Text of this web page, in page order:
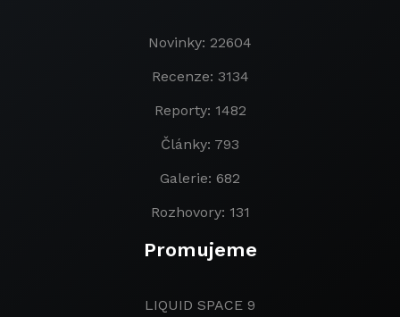
Novinky: 22604
Recenze: 3134
Reporty: 1482
Články: 793
Galerie: 682
Rozhovory: 131
Promujeme
LIQUID SPACE 9